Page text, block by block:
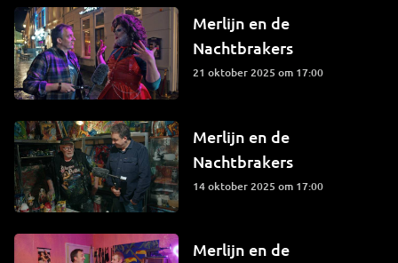
Merlijn en de
Nachtbrakers
21 oktober 2025 om 17:00
Merlijn en de
Nachtbrakers
14 oktober 2025 om 17:00
Merlijn en de